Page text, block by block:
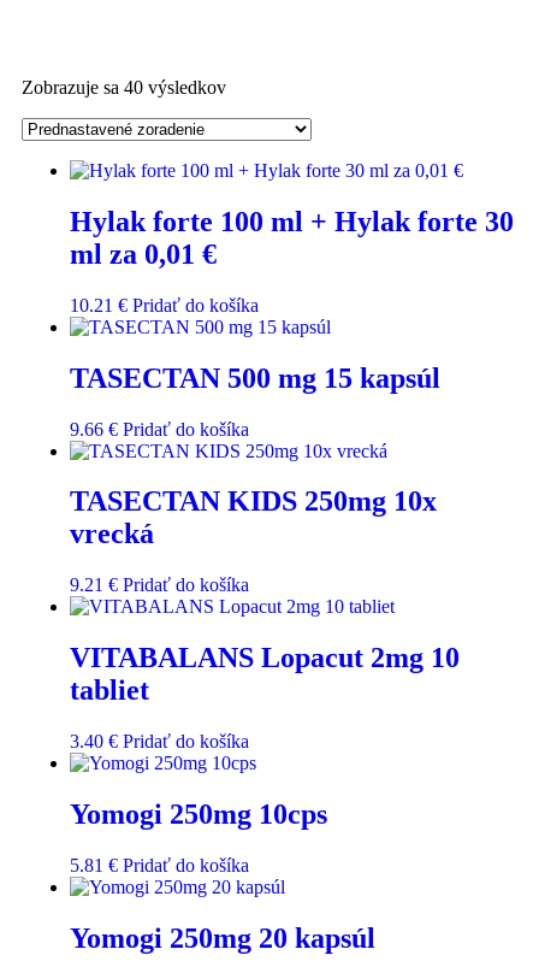
Zobrazuje sa 40 výsledkov
Hylak forte 100 ml + Hylak forte 30
ml za 0,01 €
10.21 € Pridať do košíka
TASECTAN 500 mg 15 kapsúl
9.66 € Pridať do košíka
TASECTAN KIDS 250mg 10x
vrecká
9.21 € Pridať do košíka
VITABALANS Lopacut 2mg 10
tabliet
3.40 € Pridať do košíka
Yomogi 250mg 10cps
5.81 € Pridať do košíka
Yomogi 250mg 20 kapsúl